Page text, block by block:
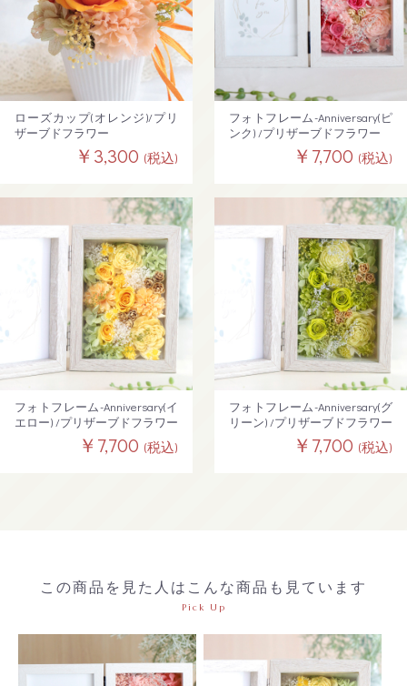
ローズカップ(オレンジ)/プリ
ザーブドフラワー
￥3,300 (税込)
フォトフレーム-Anniversary(ピ
ンク) /プリザーブドフラワー
￥7,700 (税込)
フォトフレーム-Anniversary(イ
エロー) /プリザーブドフラワー
￥7,700 (税込)
フォトフレーム-Anniversary(グ
リーン) /プリザーブドフラワー
￥7,700 (税込)
この商品を見た人はこんな商品も見ています
Pick Up